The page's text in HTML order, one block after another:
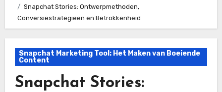
Snapchat Stories: Ontwerpmethoden,
Conversiestrategieën en Betrokkenheid
Snapchat Marketing Tool: Het Maken van Boeiende
Content
Snapchat Stories: